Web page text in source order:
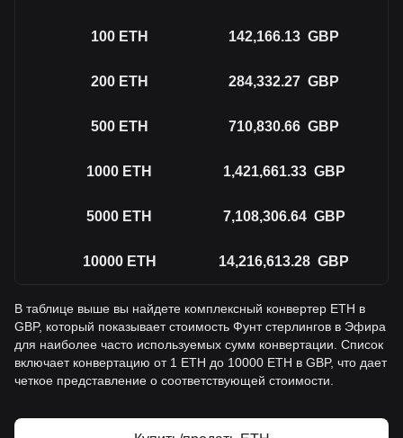
100 ETH 142,166.13 GBP
200 ETH 284,332.27 GBP
500 ETH 710,830.66 GBP
1000 ETH 1,421,661.33 GBP
5000 ETH 7,108,306.64 GBP
10000 ETH 14,216,613.28 GBP
В таблице выше вы найдете комплексный конвертер ETH в
GBP, который показывает стоимость Фунт стерлингов в Эфира
для наиболее часто используемых сумм конвертации. Список
включает конвертацию от 1 ETH до 10000 ETH в GBP, что дает
четкое представление о соответствующей стоимости.